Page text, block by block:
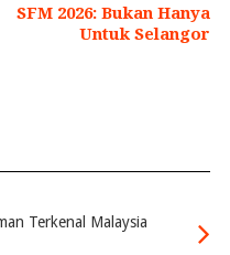
SFM 2026: Bukan Hanya
Untuk Selangor
Terkenal Malaysia